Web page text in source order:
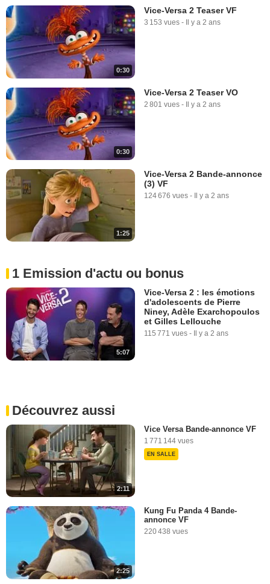
0:30
Vice-Versa 2 Teaser VF
3 153 vues - Il y a 2 ans
0:30
Vice-Versa 2 Teaser VO
2 801 vues - Il y a 2 ans
1:25
Vice-Versa 2 Bande-annonce
(3) VF
124 676 vues - Il y a 2 ans
1 Emission d'actu ou bonus
5:07
Vice-Versa 2 : les émotions
d'adolescents de Pierre
Niney, Adèle Exarchopoulos
et Gilles Lellouche
115 771 vues - Il y a 2 ans
Découvrez aussi
2:11
Vice Versa Bande-annonce VF
1 771 144 vues
EN SALLE
2:25
Kung Fu Panda 4 Bande-
annonce VF
220 438 vues